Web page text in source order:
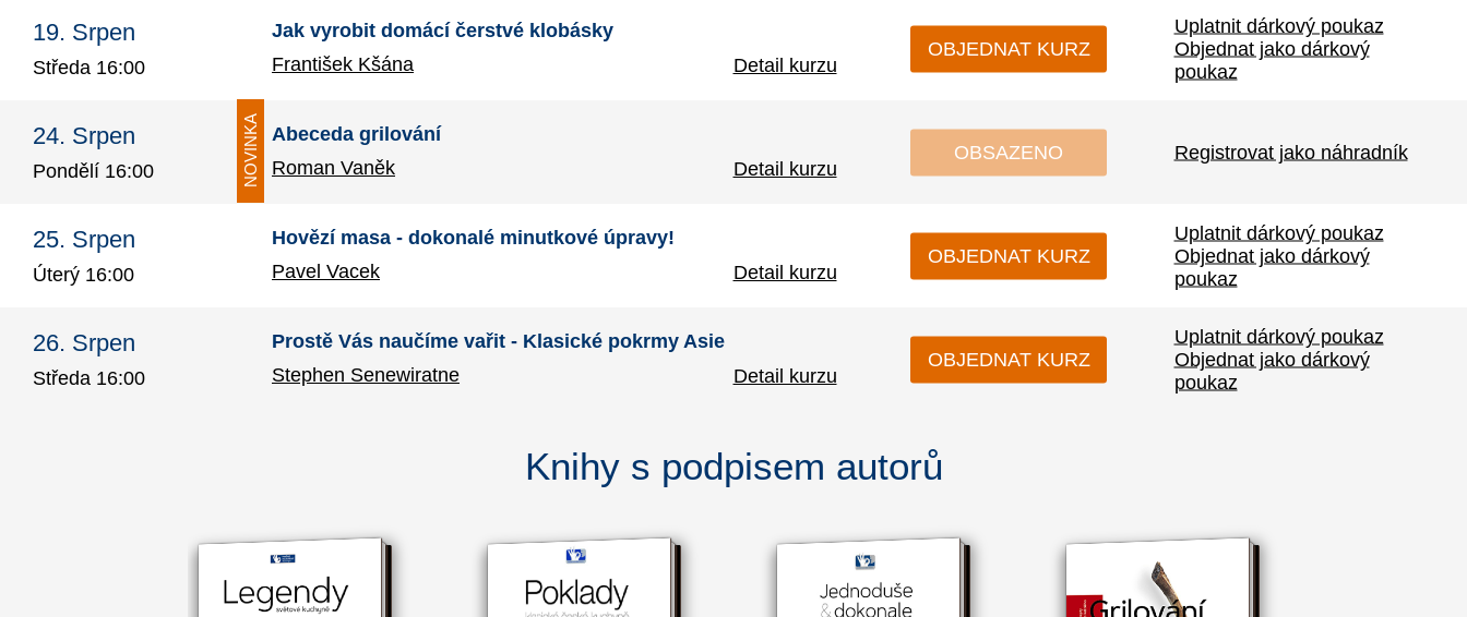
19. Srpen
Středa 16:00
Jak vyrobit domácí čerstvé klobásky
František Kšána
Detail kurzu
OBJEDNAT KURZ
Uplatnit dárkový poukaz
Objednat jako dárkový
poukaz
24. Srpen
Pondělí 16:00 NOVINKA
Abeceda grilování
Roman Vaněk
Detail kurzu
OBSAZENO Registrovat jako náhradník
25. Srpen
Úterý 16:00
Hovězí masa - dokonalé minutkové úpravy!
Pavel Vacek
Detail kurzu
OBJEDNAT KURZ
Uplatnit dárkový poukaz
Objednat jako dárkový
poukaz
26. Srpen
Středa 16:00
Prostě Vás naučíme vařit - Klasické pokrmy Asie
Stephen Senewiratne
Detail kurzu
OBJEDNAT KURZ
Uplatnit dárkový poukaz
Objednat jako dárkový
poukaz
Knihy s podpisem autorů